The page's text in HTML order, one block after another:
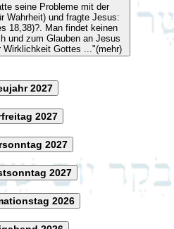
seine Probleme mit der
Wahrheit) und fragte Jesus:
findet keinen
und zum Glauben an Jesus
Wirklichkeit Gottes ..."(mehr)
2027
2027
2027
2027
2026